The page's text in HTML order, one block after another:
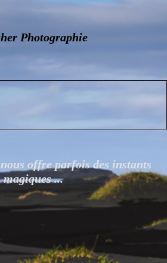
Photographie
offre parfois des instants
magiques ...